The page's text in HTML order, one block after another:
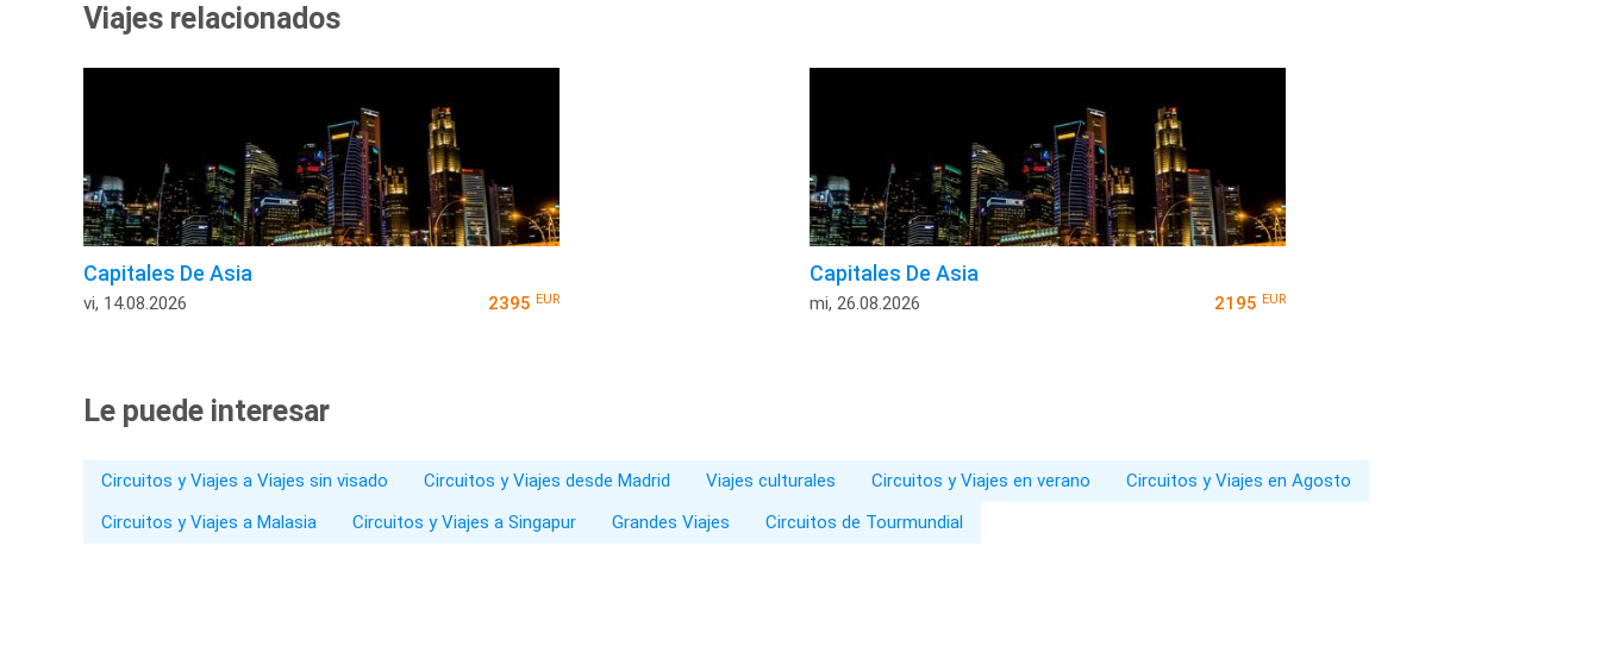
Viajes relacionados
Capitales De Asia
vi, 14.08.2026 2395 EUR
Capitales De Asia
mi, 26.08.2026 2195 EUR
Le puede interesar
Circuitos y Viajes a Viajes sin visado Circuitos y Viajes desde Madrid Viajes culturales Circuitos y Viajes en verano
Circuitos y Viajes en Agosto
Circuitos y Viajes a Malasia
Circuitos y Viajes a Singapur Grandes Viajes Circuitos de Tourmundial